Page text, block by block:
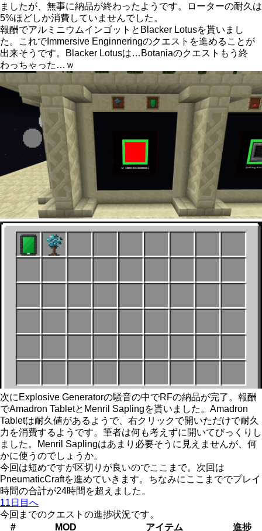
ましたが、無事に納品が終わったようです。ローターの耐久は
5%ほどしか消費していませんでした。
報酬でアルミニウムインゴットとBlacker Lotusを貰いまし
た。これでImmersive Enginneringのクエストを進めることが
出来そうです。Blacker Lotusは…Botaniaのクエストもう終
わっちゃった…ｗ
次にExplosive Generatorの騒音の中でRFの納品が完了。報酬
でAmadron TabletとMenril Saplingを貰いました。Amadron
Tabletは耐久値があるようで、右クリックで開いただけで耐久
力を消費するようです。筆者は何も考えずに開いてびっくりし
ました。Menril Saplingはあまり必要そうに見えませんが、何
かに使うのでしょうか。
今回は短めですが区切りが良いのでここまで。次回は
PneumaticCraftを進めていきます。ちなみにここまででプレイ
時間の合計が24時間を超えました。
11日目へ
今回までのクエストの進捗状況です。
#
MOD アイテム
進捗